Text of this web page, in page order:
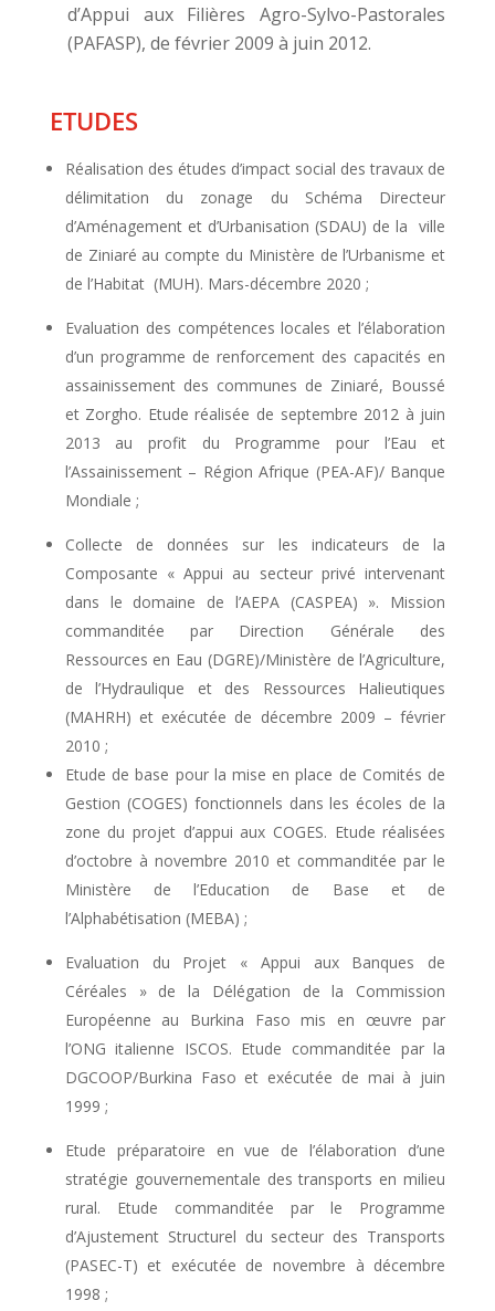
d’Appui aux Filières Agro-Sylvo-Pastorales
(PAFASP), de février 2009 à juin 2012.
ETUDES
Réalisation des études d’impact social des travaux de
délimitation du zonage du Schéma Directeur
d’Aménagement et d’Urbanisation (SDAU) de la ville
de Ziniaré au compte du Ministère de l’Urbanisme et
de l’Habitat (MUH). Mars-décembre 2020 ;
Evaluation des compétences locales et l’élaboration
d’un programme de renforcement des capacités en
assainissement des communes de Ziniaré, Boussé
et Zorgho. Etude réalisée de septembre 2012 à juin
2013 au profit du Programme pour l’Eau et
l’Assainissement – Région Afrique (PEA-AF)/ Banque
Mondiale ;
Collecte de données sur les indicateurs de la
Composante « Appui au secteur privé intervenant
dans le domaine de l’AEPA (CASPEA) ». Mission
commanditée par Direction Générale des
Ressources en Eau (DGRE)/Ministère de l’Agriculture,
de l’Hydraulique et des Ressources Halieutiques
(MAHRH) et exécutée de décembre 2009 – février
2010 ;
Etude de base pour la mise en place de Comités de
Gestion (COGES) fonctionnels dans les écoles de la
zone du projet d’appui aux COGES. Etude réalisées
d’octobre à novembre 2010 et commanditée par le
Ministère de l’Education de Base et de
l’Alphabétisation (MEBA) ;
Evaluation du Projet « Appui aux Banques de
Céréales » de la Délégation de la Commission
Européenne au Burkina Faso mis en œuvre par
l’ONG italienne ISCOS. Etude commanditée par la
DGCOOP/Burkina Faso et exécutée de mai à juin
1999 ;
Etude préparatoire en vue de l’élaboration d’une
stratégie gouvernementale des transports en milieu
rural. Etude commanditée par le Programme
d’Ajustement Structurel du secteur des Transports
(PASEC-T) et exécutée de novembre à décembre
1998 ;